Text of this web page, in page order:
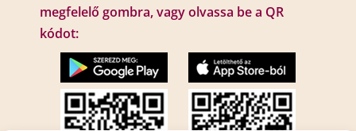
megfelelő gombra, vagy olvassa be a QR
kódot: